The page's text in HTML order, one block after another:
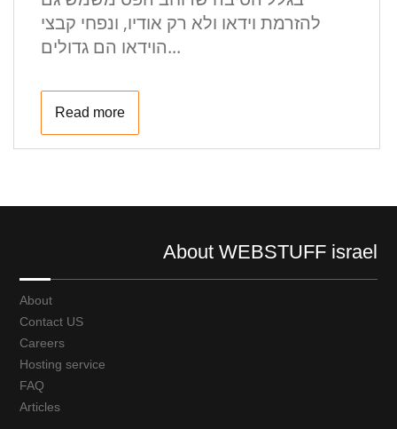
להזרמת וידאו ולא רק אודיו, ונפחי קבצי
הוידאו הם גדולים...
Read more
About WEBSTUFF israel
About
Contact US
Careers
Hosting service
FAQ
Articles